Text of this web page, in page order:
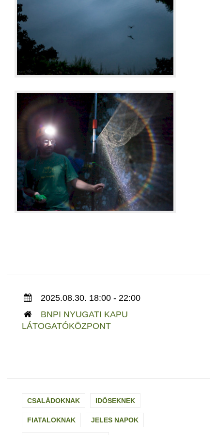
2025.08.30. 18:00 - 22:00
BNPI NYUGATI KAPU
LÁTOGATÓKÖZPONT
CSALÁDOKNAK IDŐSEKNEK
FIATALOKNAK JELES NAPOK